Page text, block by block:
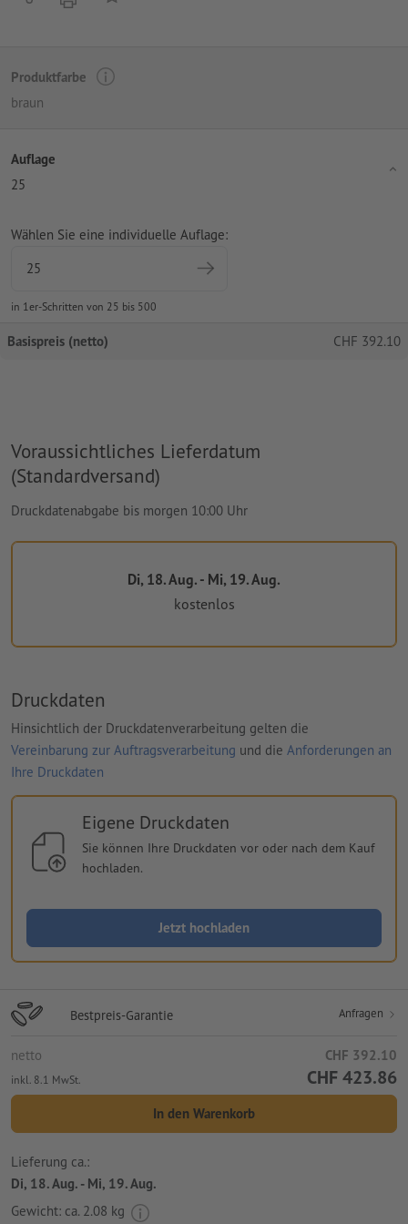
Produktfarbe
braun
Auflage
25
Wählen Sie eine individuelle Auflage:
in 1er-Schritten von 25 bis 500
Basispreis (netto) CHF 392.10
Voraussichtliches Lieferdatum
(Standardversand)
Druckdatenabgabe bis morgen 10:00 Uhr
Di, 18. Aug. - Mi, 19. Aug.
kostenlos
Druckdaten
Hinsichtlich der Druckdatenverarbeitung gelten die
Vereinbarung zur Auftragsverarbeitung und die Anforderungen an
Ihre Druckdaten
Eigene Druckdaten
Sie können Ihre Druckdaten vor oder nach dem Kauf
hochladen.
Jetzt hochladen
Bestpreis-Garantie Anfragen
netto CHF 392.10
inkl. 8.1 MwSt. CHF 423.86
In den Warenkorb
Lieferung ca.:
Di, 18. Aug. - Mi, 19. Aug.
Gewicht: ca. 2.08 kg